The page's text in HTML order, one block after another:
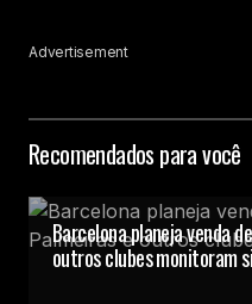
Advertisement
Recomendados para você
Barcelona planeja venda
outros clubes monitoram